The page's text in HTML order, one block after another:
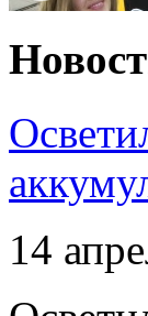
14